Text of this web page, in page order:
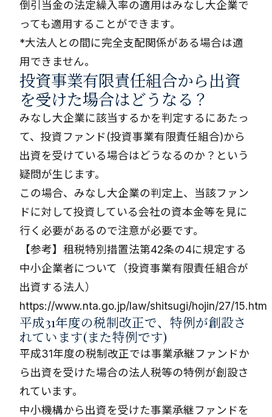
倒引当金の法定繰入率の適用はみなし大企業で
っても適用することができます。
*大法人との間に完全支配関係がある場合は適
用できません。
投資事業有限責任組合から出資
を受けた場合はどうなる？
みなし大企業に該当するかを判定するにあたっ
て、投資ファンド(投資事業有限責任組合)から
出資を受けている場合はどうなるのか？という
疑問が生じます。
この場合、みなし大企業の判定上、当該ファン
ドに対して投資している会社の資本金等を見に
行く必要があるので注意が必要です。
【参考】租税特別措置法第42条の4に規定する
中小企業者について（投資事業有限責任組合が
出資する法人）
https://www.nta.go.jp/law/shitsugi/hojin/27/15.htm
平成31年度の税制改正で、特例が創設さ
れています(また特例です)
平成31年度の税制改正では事業承継ファンドか
ら出資を受けた場合の法人税等の特例が創設さ
れています。
中小機構から出資を受けた事業承継ファンドを